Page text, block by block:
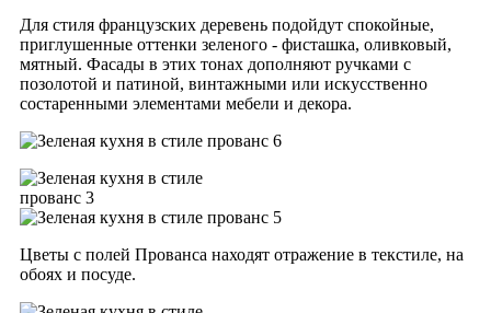
Для стиля французских деревень подойдут спокойные,
приглушенные оттенки зеленого - фисташка, оливковый,
мятный. Фасады в этих тонах дополняют ручками с
позолотой и патиной, винтажными или искусственно
состаренными элементами мебели и декора.
Цветы с полей Прованса находят отражение в текстиле, на
обоях и посуде.